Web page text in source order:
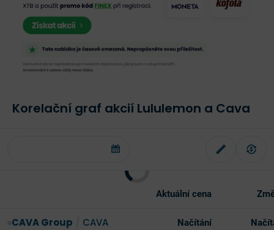
Korelační graf akcií Lululemon a Cava
Aktuální cena
CAVA Group CAVA Načítání